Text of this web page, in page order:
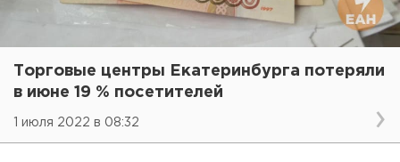
Торговые центры Екатеринбурга потеряли
в июне 19 % посетителей
1 июля 2022 в 08:32